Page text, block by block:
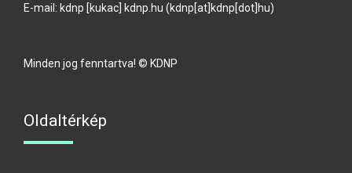
E-mail: kdnp [kukac] kdnp hu (kdnp[at]kdnp[dot]hu)
Minden jog fenntartva! © KDNP
Oldaltérkép